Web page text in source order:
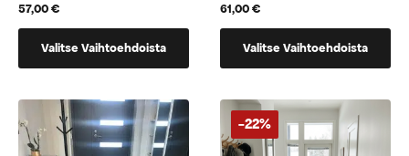
57,00€
Valitse Vaihtoehdoista
tuotteella
vaihtoehtoja,
jotka
voidaan
61,00€
Valitse Vaihtoehdoista
tuotteella
vaihtoehtoja,
jotka
voidaan
-22%